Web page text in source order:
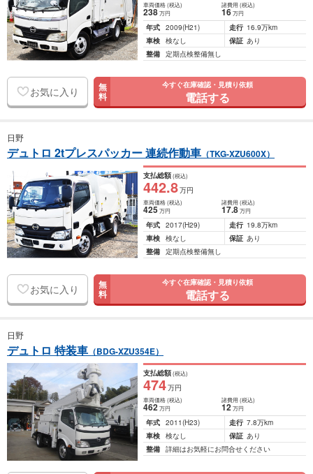
車両価格(税込)
238万円
諸費用 (税込)
16 万円
年式 2009(H21) 走行 16.9万km
車検 検なし 保証 あり
整備 定期点検整備無し
お気に入り 無
料
今すぐ在庫確認・見積り依頼
電話する
日野
デュトロ 2tプレスパッカー 連続作動車 （TKG-XZU600X）
支払総額(税込)
442.8万円
車両価格(税込)
425万円
諸費用 (税込)
17.8 万円
年式 2017(H29) 走行 19.8万km
車検 検なし 保証 あり
整備 定期点検整備無し
お気に入り 無
料
今すぐ在庫確認・見積り依頼
電話する
日野
デュトロ 特装車 （BDG-XZU354E）
支払総額(税込)
474万円
車両価格(税込)
462万円
諸費用 (税込)
12 万円
年式 2011(H23) 走行 7.8万km
車検 検なし 保証 あり
整備 詳細はお気軽にお問合せください